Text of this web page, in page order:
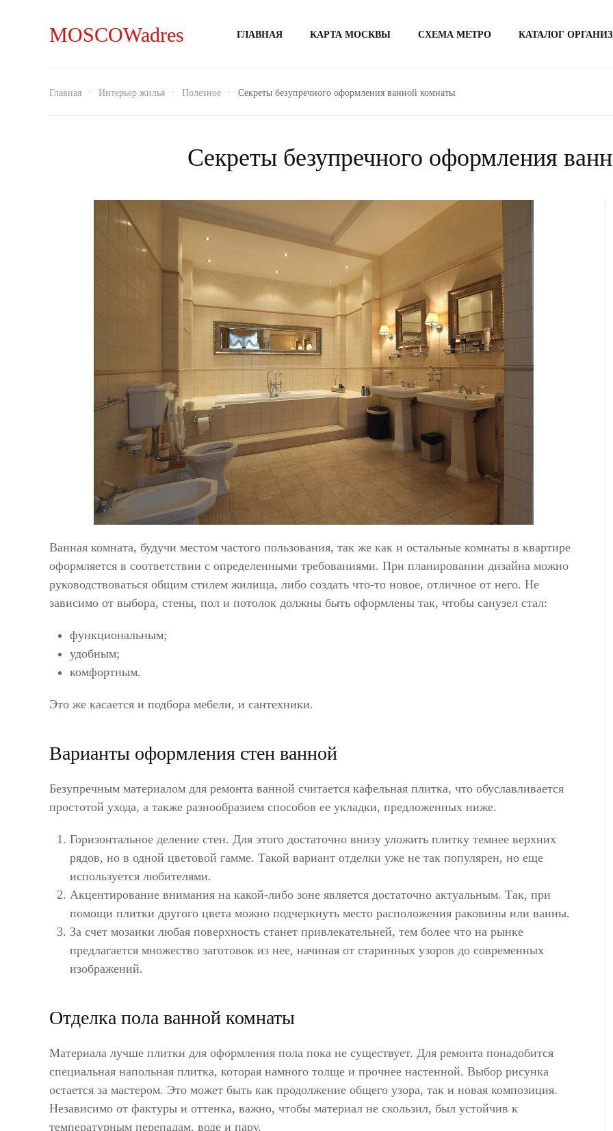
MOSCOWadres ГЛАВНАЯ КАРТА МОСКВЫ СХЕМА МЕТРО КАТАЛОГ
Главная Интерьер жилья Полезное Секреты безупречного оформления ванной комнаты
Секреты безупречного оформления
Ванная комната, будучи местом частого пользования, так же как и остальные комнаты в квартире
оформляется в соответствии с определенными требованиями. При планировании дизайна можно
руководствоваться общим стилем жилища, либо создать что-то новое, отличное от него. Не
зависимо от выбора, стены, пол и потолок должны быть оформлены так, чтобы санузел стал:
функциональным;
удобным;
комфортным.
Это же касается и подбора мебели, и сантехники.
Варианты оформления стен ванной
Безупречным материалом для ремонта ванной считается кафельная плитка, что обуславливается
простотой ухода, а также разнообразием способов ее укладки, предложенных ниже.
Горизонтальное деление стен. Для этого достаточно внизу уложить плитку темнее верхних
рядов, но в одной цветовой гамме. Такой вариант отделки уже не так популярен, но еще
используется любителями.
Акцентирование внимания на какой-либо зоне является достаточно актуальным. Так, при
помощи плитки другого цвета можно подчеркнуть место расположения раковины или ванны.
За счет мозаики любая поверхность станет привлекательней, тем более что на рынке
предлагается множество заготовок из нее, начиная от старинных узоров до современных
изображений.
Отделка пола ванной комнаты
Материала лучше плитки для оформления пола пока не существует. Для ремонта понадобится
специальная напольная плитка, которая намного толще и прочнее настенной. Выбор рисунка
остается за мастером. Это может быть как продолжение общего узора, так и новая композиция.
Независимо от фактуры и оттенка, важно, чтобы материал не скользил, был устойчив к
температурным перепадам, воде и пару.